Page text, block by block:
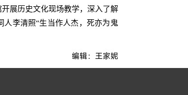
展历史文化现场教学，深入了解
人李清照“生当作人杰，死亦为鬼
编辑：王家妮